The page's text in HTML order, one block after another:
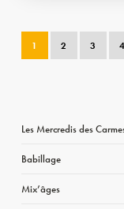
1 2 3 4
Les Mercredis des
Babillage
Mix’âges